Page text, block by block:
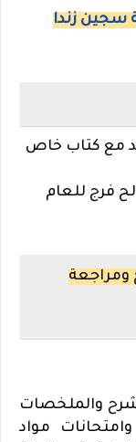
زندا
مع كتاب خاص
فرج للعام
ومراجعة
والملخصات
مواد